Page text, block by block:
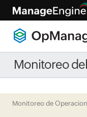
Monitoreo
Monitoreo de